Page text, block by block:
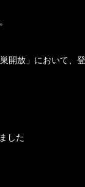
開放」において、
した